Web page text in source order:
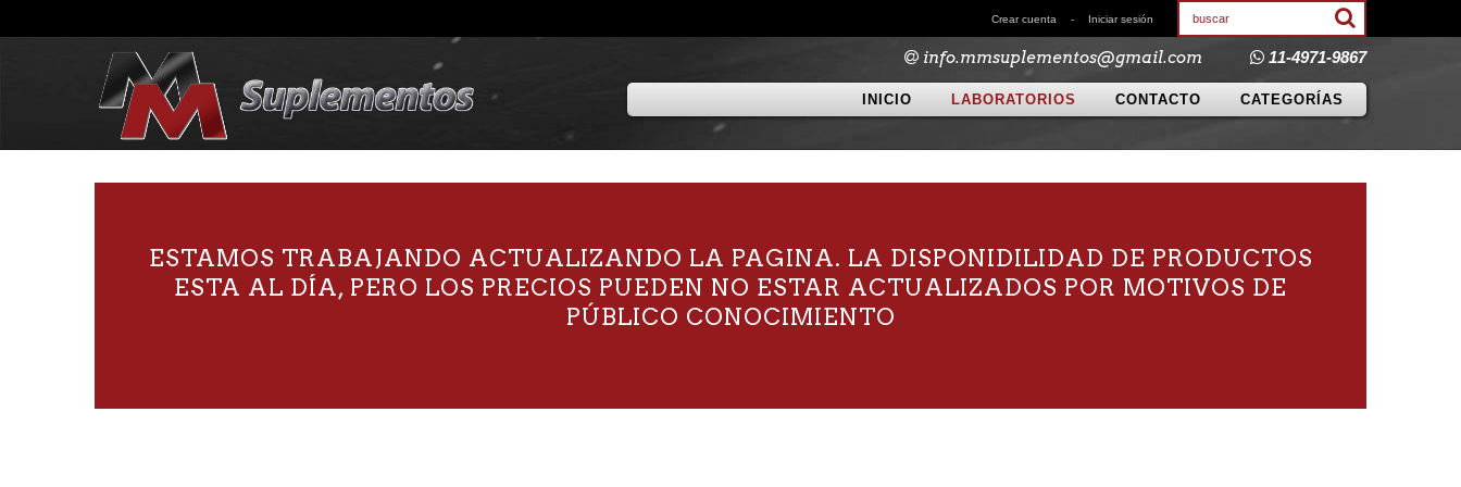
Crear cuenta - Iniciar sesión
info.mmsuplementos@gmail.com 11-4971-9867
INICIO LABORATORIOS CONTACTO CATEGORÍAS
ESTAMOS TRABAJANDO ACTUALIZANDO LA PAGINA. LA DISPONIDILIDAD DE PRODUCTOS
ESTA AL DÍA, PERO LOS PRECIOS PUEDEN NO ESTAR ACTUALIZADOS POR MOTIVOS DE
PÚBLICO CONOCIMIENTO